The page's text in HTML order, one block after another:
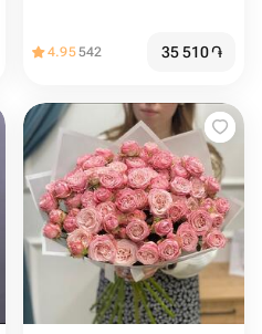
4.95542 35 510֏